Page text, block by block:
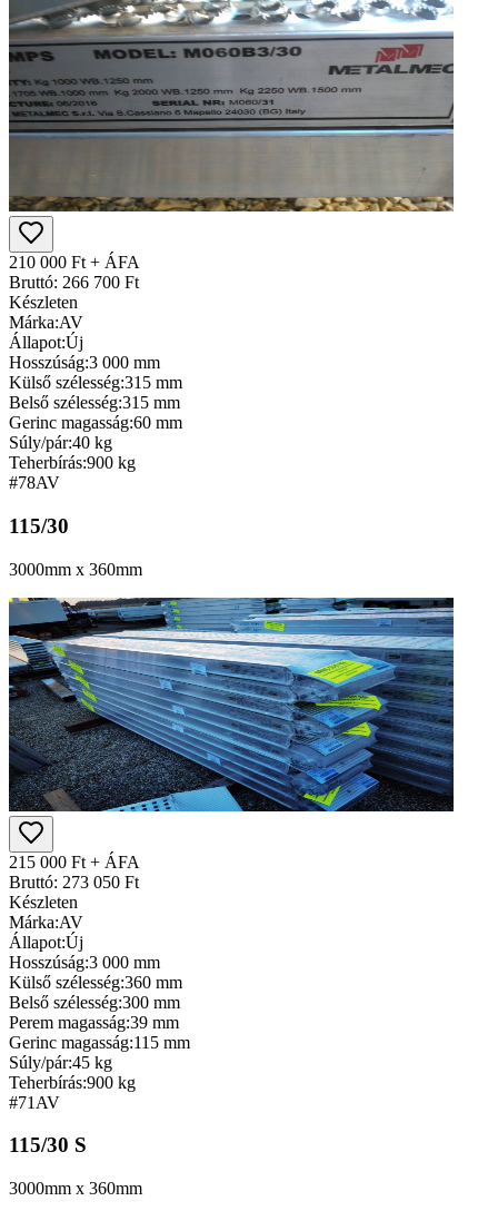
210 000 Ft + ÁFA
Bruttó: 266 700 Ft
Készleten
Márka:AV
Állapot:Új
Hosszúság:3 000 mm
Külső szélesség:315 mm
Belső szélesség:315 mm
Gerinc magasság:60 mm
Súly/pár:40 kg
Teherbírás:900 kg
#78AV
115/30
3000mm x 360mm
215 000 Ft + ÁFA
Bruttó: 273 050 Ft
Készleten
Márka:AV
Állapot:Új
Hosszúság:3 000 mm
Külső szélesség:360 mm
Belső szélesség:300 mm
Perem magasság:39 mm
Gerinc magasság:115 mm
Súly/pár:45 kg
Teherbírás:900 kg
#71 AV
115/30 S
3000mm x 360mm